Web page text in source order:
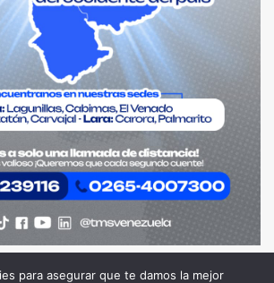
para asegurar que te damos la mejor